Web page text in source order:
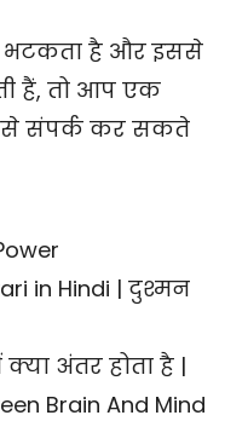
भटकता है और इससे
हैं, तो आप एक
से संपर्क कर सकते
in Hindi | दुश्मन
अंतर होता है |
Brain And Mind